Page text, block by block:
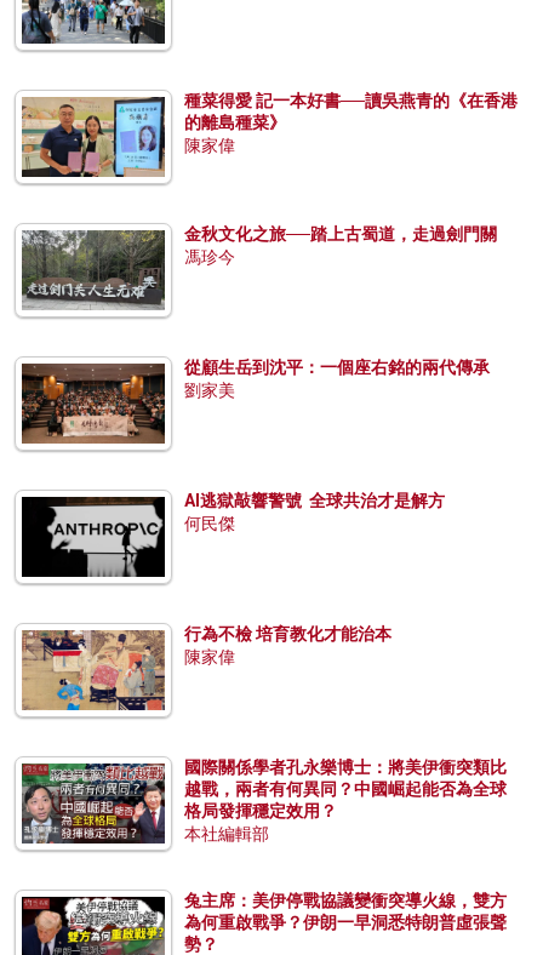
種菜得愛 記一本好書──讀吳燕青的《在香港
的離島種菜》
陳家偉
金秋文化之旅──踏上古蜀道，走過劍門關
馮珍今
從顧生岳到沈平：一個座右銘的兩代傳承
劉家美
AI逃獄敲響警號 全球共治才是解方
何民傑
行為不檢 培育教化才能治本
陳家偉
國際關係學者孔永樂博士：將美伊衝突類比
越戰，兩者有何異同？中國崛起能否為全球
格局發揮穩定效用？
本社編輯部
兔主席：美伊停戰協議變衝突導火線，雙方
為何重啟戰爭？伊朗一早洞悉特朗普虛張聲
勢？